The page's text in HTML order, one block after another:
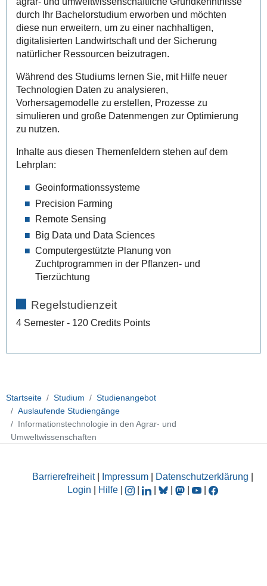
durch Ihr Bachelorstudium erworben und möchten
diese nun erweitern, um zu einer nachhaltigen,
digitalisierten Landwirtschaft und der Sicherung
natürlicher Ressourcen beizutragen.
Während des Studiums lernen Sie, mit Hilfe neuer
Technologien Daten zu analysieren,
Vorhersagemodelle zu erstellen, Prozesse zu
simulieren und große Datenmengen zur Optimierung
zu nutzen.
Inhalte aus diesen Themenfeldern stehen auf dem
Lehrplan:
Geoinformationssysteme
Precision Farming
Remote Sensing
Big Data und Data Sciences
Computergestützte Planung von
Zuchtprogrammen in der Pflanzen- und
Tierzüchtung
Regelstudienzeit
4 Semester - 120 Credits Points
Startseite Studium
Studienangebot
Auslaufende Studiengänge
Informationstechnologie in den Agrar- und
Umweltwissenschaften
Barrierefreiheit| Impressum Datenschutzerklärung
Login
Hilfe